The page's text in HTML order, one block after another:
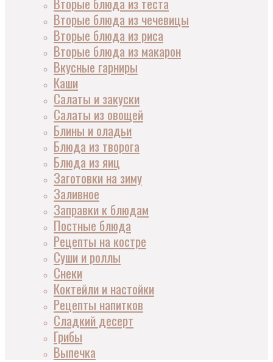
Вторые блюда из чечевицы
Вторые блюда из риса
Вторые блюда из макарон
Вкусные гарниры
Каши
Салаты и закуски
Салаты из овощей
Блины и оладьи
Блюда из творога
Блюда из яиц
Заготовки на зиму
Заливное
Заправки к блюдам
Постные блюда
Рецепты на костре
Суши и роллы
Снеки
Коктейли и настойки
Рецепты напитков
Сладкий десерт
Грибы
Выпечка